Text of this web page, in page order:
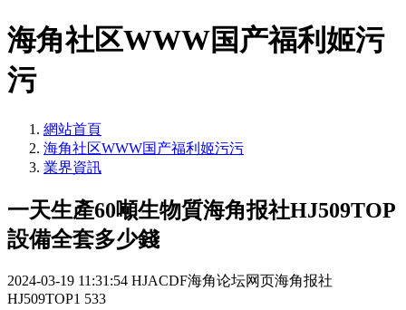
海角社区WWW国产福利姬污
污
網站首頁
海角社区WWW国产福利姬污污
業界資訊
一天生產60噸生物質海角报社HJ509TOP
設備全套多少錢
2024-03-19 11:31:54 HJACDF海角论坛网页海角报社
HJ509TOP1 533